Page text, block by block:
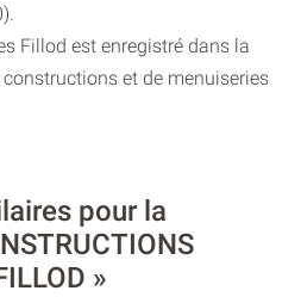
Fillod est enregistré dans la
et de menuiseries
pour la
»